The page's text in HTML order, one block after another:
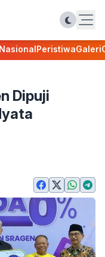
NasionalPeristiwaGaleri
Dipuji